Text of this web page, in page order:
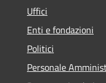
Uffici
Enti e fondazioni
Politici
Personale